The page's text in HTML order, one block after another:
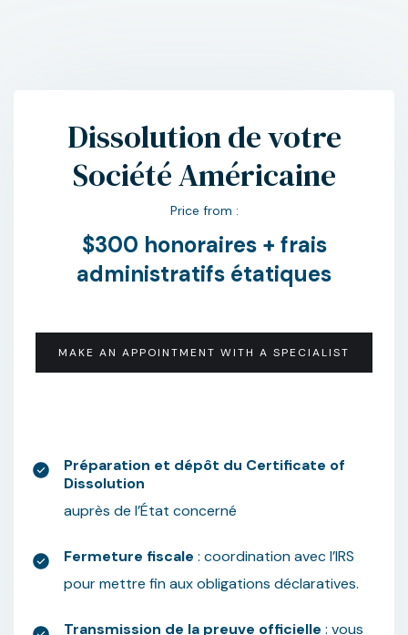
Dissolution de votre
Société Américaine
Price from :
$300 honoraires + frais
administratifs étatiques
MAKE AN APPOINTMENT WITH A SPECIALIST
Préparation et dépôt du Certificate of
Dissolution
auprès de l’État concerné
Fermeture fiscale : coordination avec l’IRS
pour mettre fin aux obligations déclaratives.
Transmission de la preuve officielle : vous